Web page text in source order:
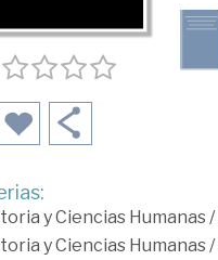
y Ciencias Humanas/
y Ciencias Humanas/